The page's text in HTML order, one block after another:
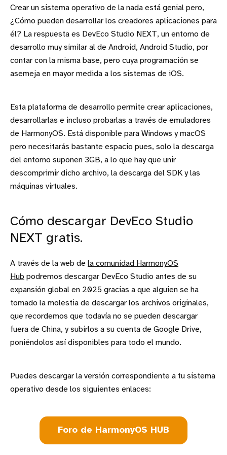
Crear un sistema operativo de la nada está genial pero,
¿Cómo pueden desarrollar los creadores aplicaciones para
él? La respuesta es DevEco Studio NEXT, un entorno de
desarrollo muy similar al de Android, Android Studio, por
contar con la misma base, pero cuya programación se
asemeja en mayor medida a los sistemas de iOS.
Esta plataforma de desarrollo permite crear aplicaciones,
desarrollarlas e incluso probarlas a través de emuladores
de HarmonyOS. Está disponible para Windows y macOS
pero necesitarás bastante espacio pues, solo la descarga
del entorno suponen 3GB, a lo que hay que unir
descomprimir dicho archivo, la descarga del SDK y las
máquinas virtuales.
Cómo descargar DevEco Studio
NEXT gratis.
A través de la web de la comunidad HarmonyOS
Hub podremos descargar DevEco Studio antes de su
expansión global en 2025 gracias a que alguien se ha
tomado la molestia de descargar los archivos originales,
que recordemos que todavía no se pueden descargar
fuera de China, y subirlos a su cuenta de Google Drive,
poniéndolos así disponibles para todo el mundo.
Puedes descargar la versión correspondiente a tu sistema
operativo desde los siguientes enlaces:
Foro de HarmonyOS HUB